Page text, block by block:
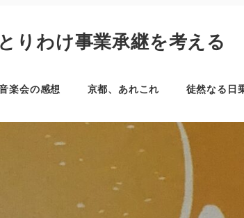
りわけ事業承継を考える
楽会の感想 京都、あれこれ 徒然なる日